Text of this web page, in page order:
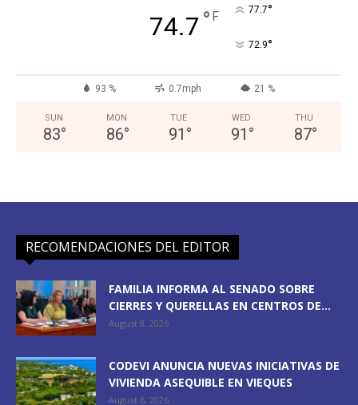
74.7 ° F 77.7°
72.9°
93 % 0.7mph 21 %
SUN
83°
MON
86°
TUE
91 °
WED
91 °
THU
87°
RECOMENDACIONES DEL EDITOR
FAMILIA INFORMA AL SENADO SOBRE
CIERRES Y QUERELLAS EN CENTROS DE...
August 8, 2026
CODEVI ANUNCIA NUEVAS INICIATIVAS DE
VIVIENDA ASEQUIBLE EN VIEQUES
August 6, 2026